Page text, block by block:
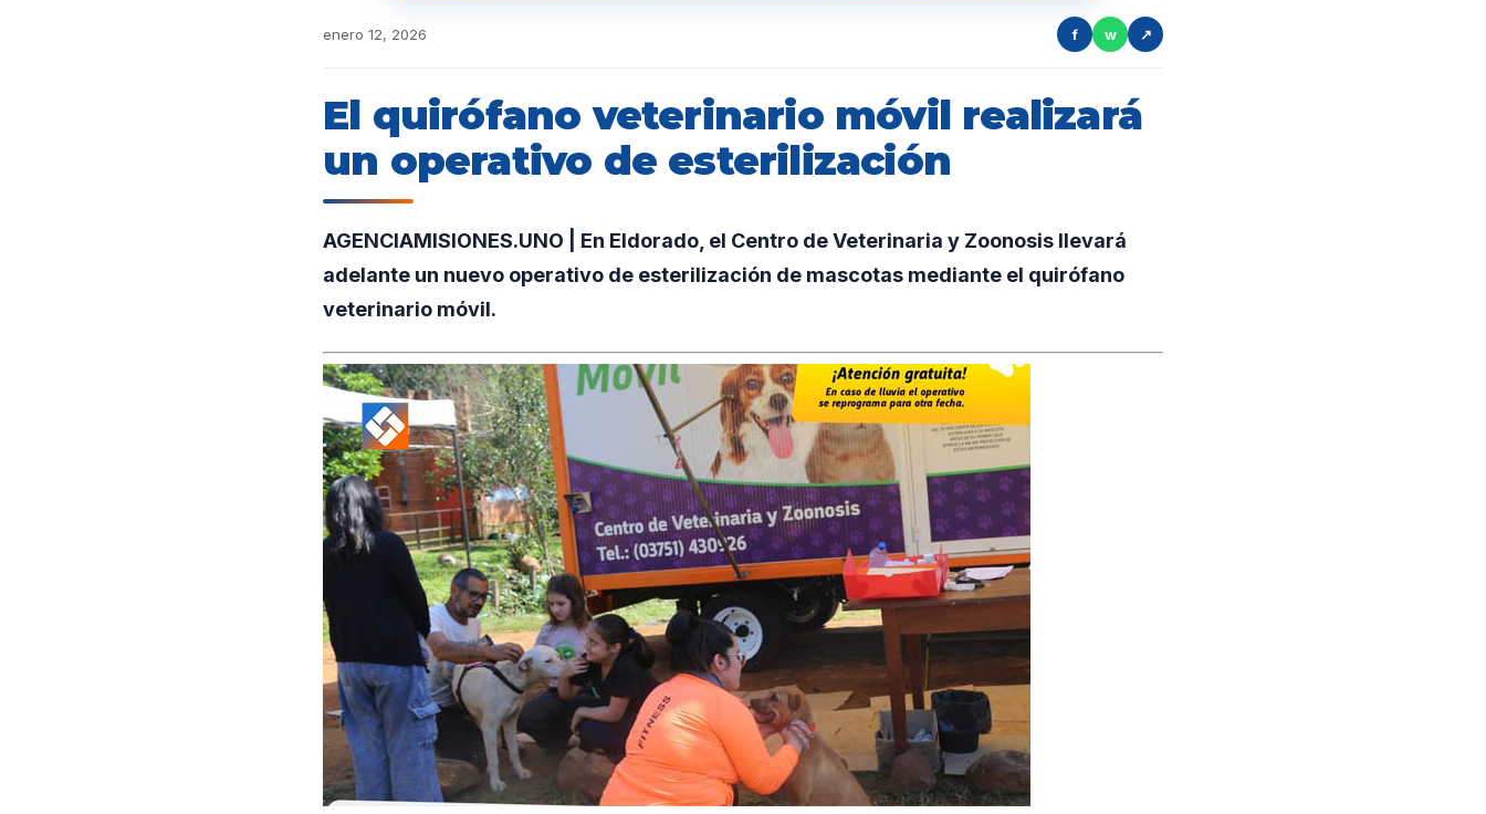
enero 12, 2026 f w ↗
El quirófano veterinario móvil realizará
un operativo de esterilización
AGENCIAMISIONES.UNO | En Eldorado, el Centro de Veterinaria y Zoonosis llevará
adelante un nuevo operativo de esterilización de mascotas mediante el quirófano
veterinario móvil.